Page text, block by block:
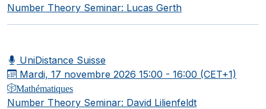
Number Theory Seminar: Lucas Gerth
UniDistance Suisse
Mardi, 17 novembre 2026 15:00 - 16:00 (CET+1)
Mathématiques
Number Theory Seminar: David Lilienfeldt